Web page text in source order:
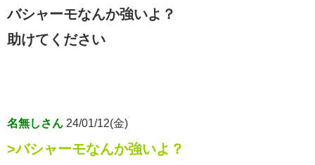
バシャーモなんか強いよ？
助けてください
名無しさん 24/01/12(金)
>バシャーモなんか強いよ？